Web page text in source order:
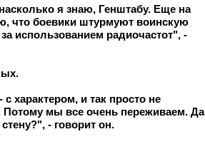
я знаю, Генштабу. Еще на
что боевики штурмуют воинскую
использованием радиочастот", -
характером, и так просто не
мы все очень переживаем. Да
- говорит он.